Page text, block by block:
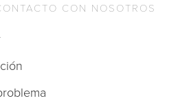
CON NOSOTROS